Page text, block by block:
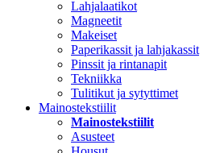
Lahjalaatikot
Magneetit
Makeiset
Paperikassit ja lahjakassit
Pinssit ja rintanapit
Tekniikka
Tulitikut ja sytyttimet
Mainostekstiilit
Mainostekstiilit
Asusteet